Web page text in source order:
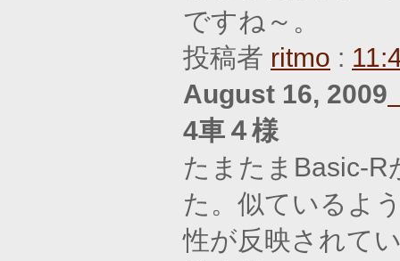
ですね～。
投稿者 ritmo :
August 16, 2009
4車４様
たまたまBasic-R
た。似ているよ
性が反映されて